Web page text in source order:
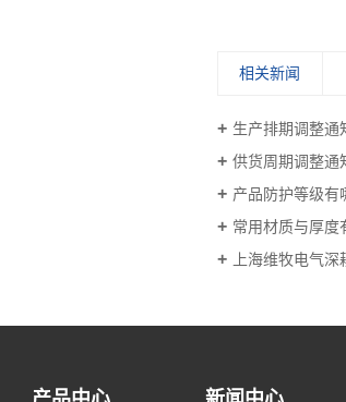
相关新闻
生产排期调整通
供货周期调整通
产品防护等级有
常用材质与厚度
上海维牧电气